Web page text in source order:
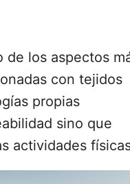
de los aspectos
con tejidos
propias
sino que
actividades